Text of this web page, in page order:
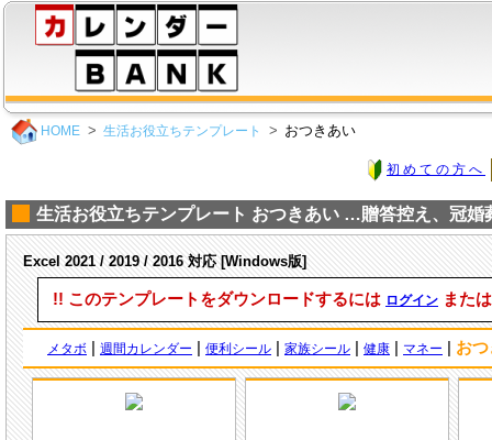
HOME 生活お役立ちテンプレート おつきあい
初めての方へ
生活お役立ちテンプレート おつきあい …贈答控え、冠婚
Excel 2021 / 2019 / 2016 対応 [Windows版]
!! このテンプレートをダウンロードするには ログイン また
メタボ 週間カレンダー 便利シール 家族シール 健康 マネー お